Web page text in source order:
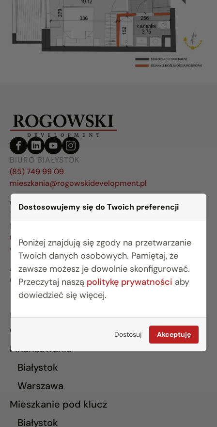
Dostosowujemy się do Twoich preferencji
Poniżej znajdują się zgody na przetwarzanie
Twoich danych osobowych. Pamiętaj, że
zawsze możesz je dowolnie skonfigurować.
Przeczytaj naszą politykę prywatności aby
dowiedzieć się więcej.
Dostosuj Akceptuję
BIURO BIAŁYSTOK
(85) 749 99 09
mieszkania@rogowskidevelopment.pl
ul. Legionowa 28 lok. 202
15-281 Białystok
BIURO WARSZAWA
(22) 642 03 55
warszawa@rogowskidevelopment.pl
al. Wilanowska 67E lok. U5
02-765 Warszawa
INFORMACJE
O nas
Finansowanie
Białystok
Warszawa
Mieszkanie pod klucz
Białystok